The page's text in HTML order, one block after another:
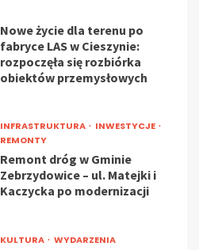
Nowe życie dla terenu po
fabryce LAS w Cieszynie:
rozpoczęła się rozbiórka
obiektów przemysłowych
INFRASTRUKTURA
INWESTYCJE
REMONTY
Remont dróg w Gminie
Zebrzydowice – ul. Matejki i
Kaczycka po modernizacji
KULTURA WYDARZENIA